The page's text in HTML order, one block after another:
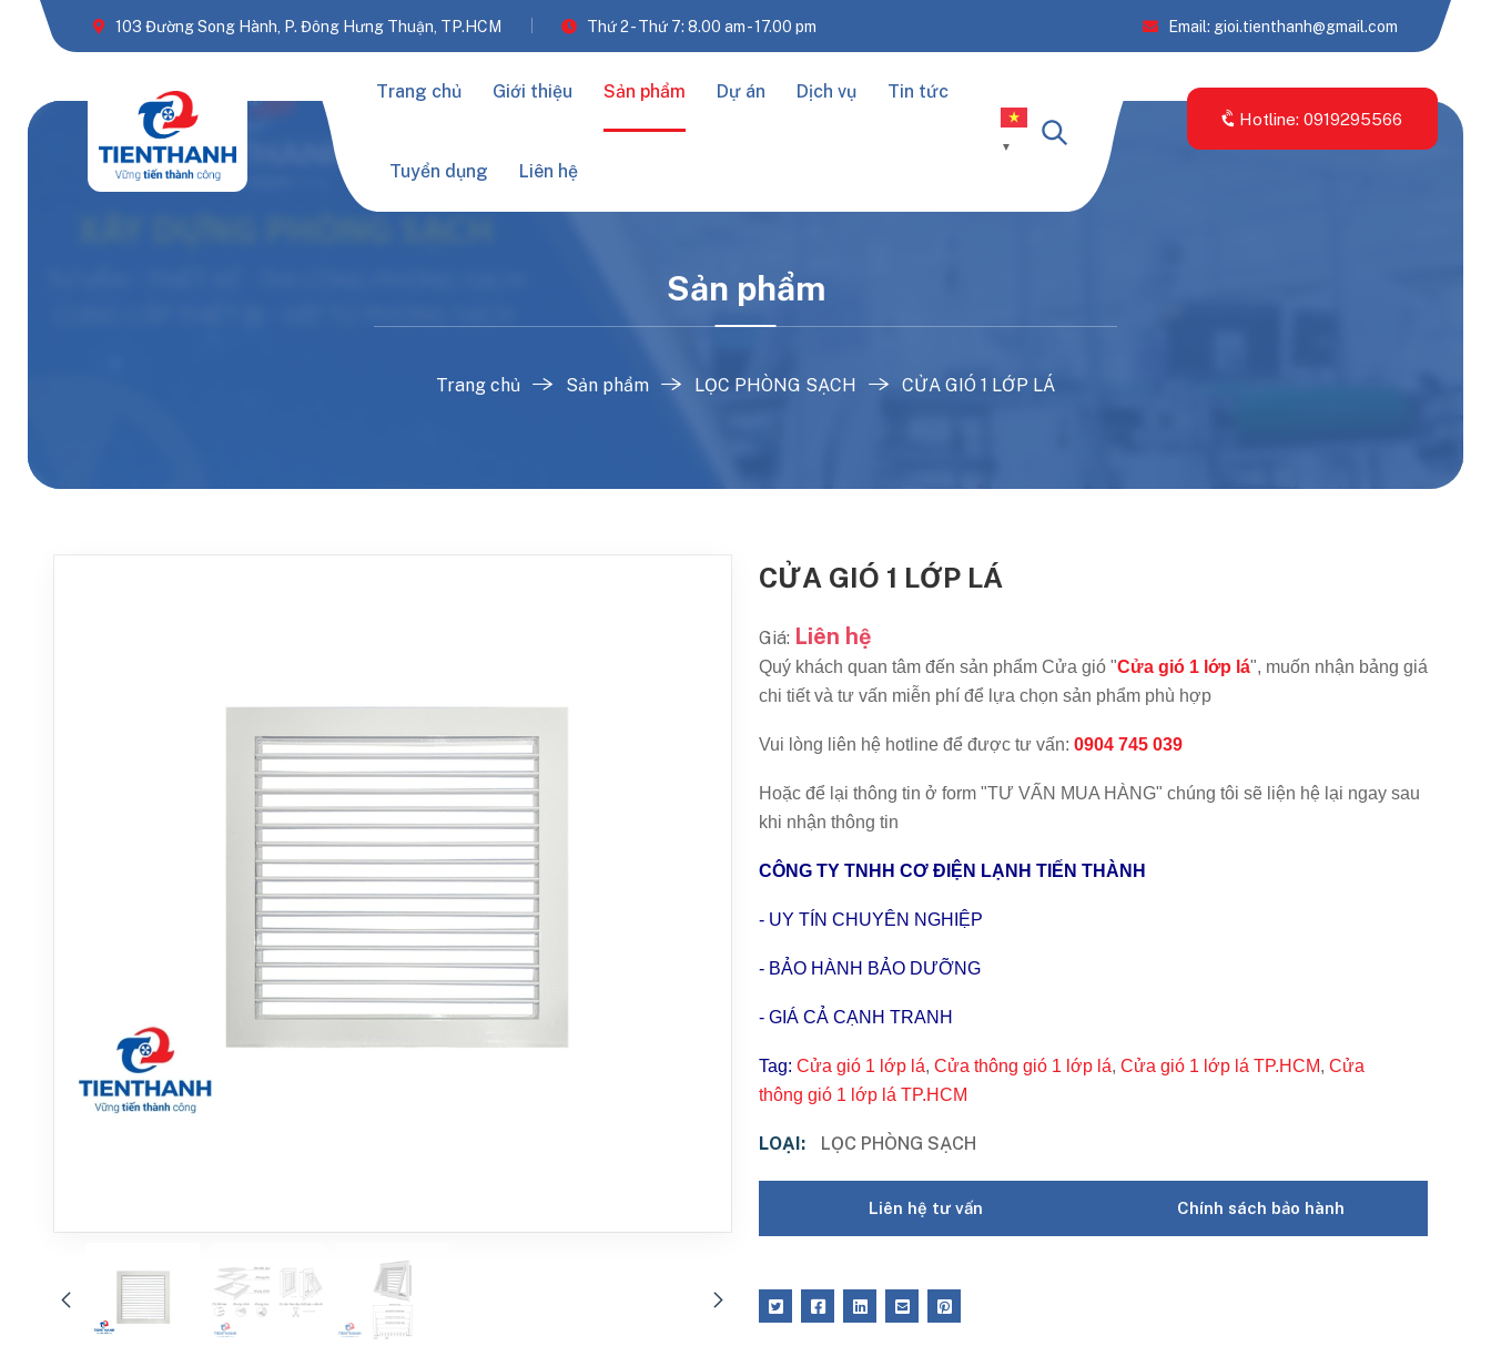
103 Đường Song Hành, P. Đông Hưng Thuận, TP.HCM Thứ 2 - Thứ 7: 8.00 am - 17.00 pm Email: gioi.tienthanh@gmail.com
Trang chủ Giới thiệu Sản phẩm Dự án Dịch vụ Tin tức
Tuyển dụng Liên hệ
▼
Hotline: 0919295566
Sản phẩm
Trang chủ Sản phẩm LỌC PHÒNG SẠCH CỬA GIÓ 1 LỚP LÁ
CỬA GIÓ 1 LỚP LÁ
Giá: Liên hệ
Quý khách quan tâm đến sản phẩm Cửa gió "Cửa gió 1 lớp lá", muốn nhận bảng giá
chi tiết và tư vấn miễn phí để lựa chọn sản phẩm phù hợp
Vui lòng liên hệ hotline để được tư vấn: 0904 745 039
Hoặc để lại thông tin ở form "TƯ VẤN MUA HÀNG" chúng tôi sẽ liện hệ lại ngay sau
khi nhận thông tin
CÔNG TY TNHH CƠ ĐIỆN LẠNH TIẾN THÀNH
- UY TÍN CHUYÊN NGHIỆP
- BẢO HÀNH BẢO DƯỠNG
- GIÁ CẢ CẠNH TRANH
Tag: Cửa gió 1 lớp lá, Cửa thông gió 1 lớp lá, Cửa gió 1 lớp lá TP.HCM, Cửa
thông gió 1 lớp lá TP.HCM
LOẠI: LỌC PHÒNG SẠCH
Liên hệ tư vấn Chính sách bảo hành